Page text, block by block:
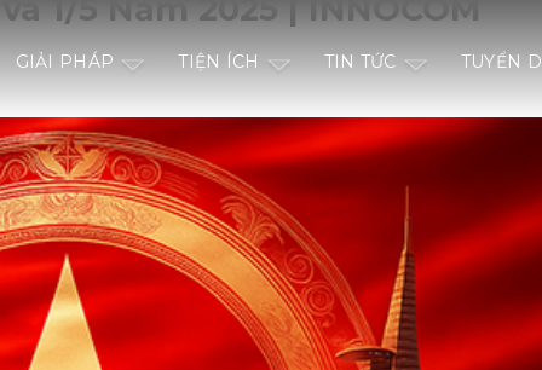
GIẢI PHÁP TIỆN ÍCH TIN TỨC TUYỂN
1/5 Năm 2025 | INNOCOM